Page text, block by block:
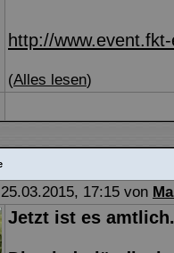
http://
(Alles lesen)
25.03.2015, 17:15 von
Jetzt ist es